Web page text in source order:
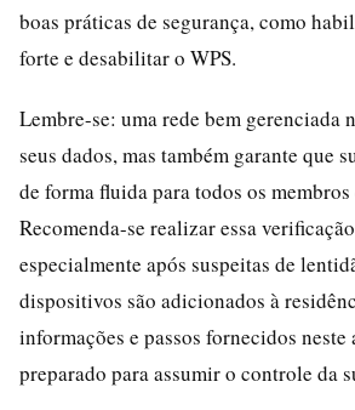
boas práticas de segurança, como
forte e desabilitar o WPS.
Lembre-se: uma rede bem gerenciada
seus dados, mas também garante que
de forma fluida para todos os membros
Recomenda-se realizar essa
especialmente após suspeitas de
dispositivos são adicionados à
informações e passos fornecidos neste
preparado para assumir o controle da